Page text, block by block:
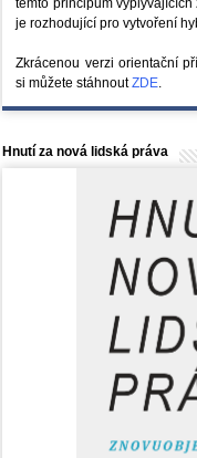
těmto principům
je rozhodující pro vytvoření
Zkrácenou verzi orientační
si můžete stáhnoutZDE.
Hnutí za nová lidská práva